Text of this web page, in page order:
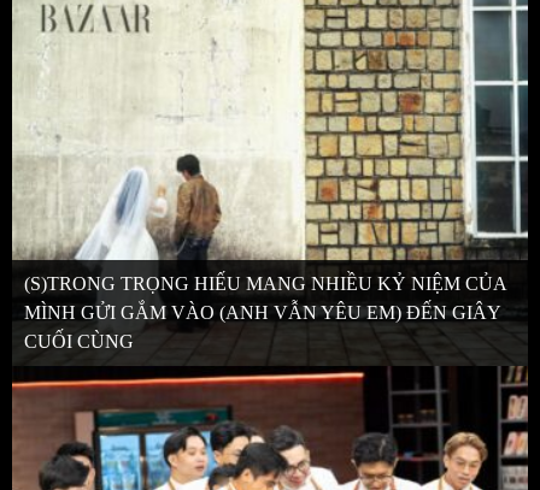
(S)TRONG TRỌNG HIẾU MANG NHIỀU KỶ NIỆM CỦA
MÌNH GỬI GẮM VÀO (ANH VẪN YÊU EM) ĐẾN GIÂY
CUỐI CÙNG